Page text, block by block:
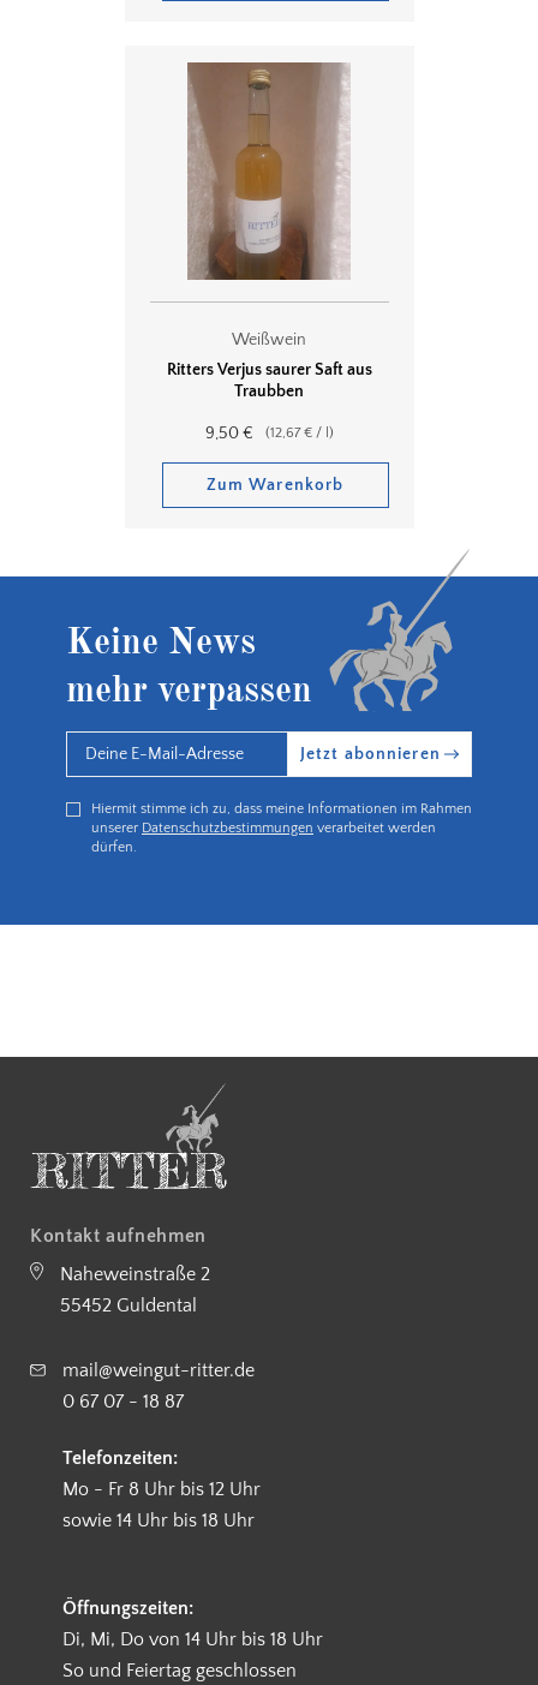
Weißwein
Ritters Verjus saurer Saft aus
Traubben
9,50€ (12,67€/ )
Zum Warenkorb
Keine News
mehr verpassen
Hiermit stimme ich zu, dass meine Informationen im Rahmen
unserer Datenschutzbestimmungen verarbeitet werden
dürfen.
Jetzt abonnieren
Kontakt aufnehmen
Naheweinstraße 2
55452 Guldental
mail@weingut-ritter.de
0 67 07 - 18 87
Telefonzeiten:
Mo - Fr 8 Uhr bis 12 Uhr
sowie 14 Uhr bis 18 Uhr
Öffnungszeiten:
Di, Mi, Do von 14 Uhr bis 18 Uhr
So und Feiertag geschlossen